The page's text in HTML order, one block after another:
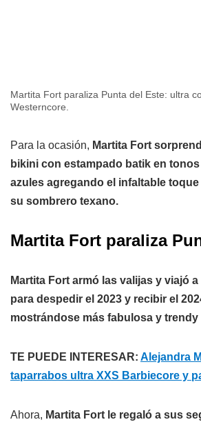
Martita Fort paraliza Punta del Este: ultra
Westerncore.
Para la ocasión, Martita Fort
bikini con estampado batik en
azules agregando el infaltable
su sombrero texano.
Martita Fort paraliza
Martita Fort armó las valijas y viajó
para despedir el 2023 y recibir el
mostrándose más fabulosa y
TE PUEDE INTERESAR: Alejandra
taparrabos ultra XXS Barbiecore y
Ahora, Martita Fort le regaló a sus